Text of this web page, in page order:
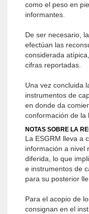
como el peso en
informantes.
De ser necesario,
efectúan las
considerada
cifras reportadas.
Una vez concluida
instrumentos de
en donde da
conformación de la
NOTAS SOBRE LA
La ESGRM lleva a
información a nivel
diferida, lo que
e instrumentos de
para su posterior
Para el acopio de
consignan en el